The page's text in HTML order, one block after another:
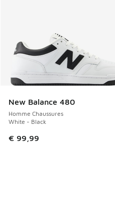
New Balance 480
Homme Chaussures
White - Black
€ 99,99